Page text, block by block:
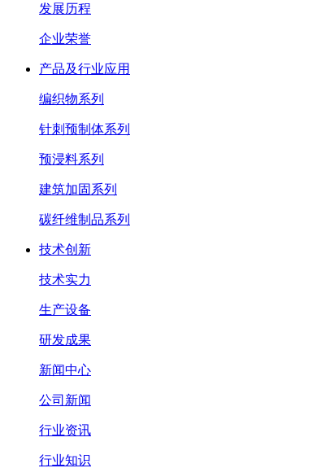
发展历程
企业荣誉
产品及行业应用
编织物系列
针刺预制体系列
预浸料系列
建筑加固系列
碳纤维制品系列
技术创新
技术实力
生产设备
研发成果
新闻中心
公司新闻
行业资讯
行业知识